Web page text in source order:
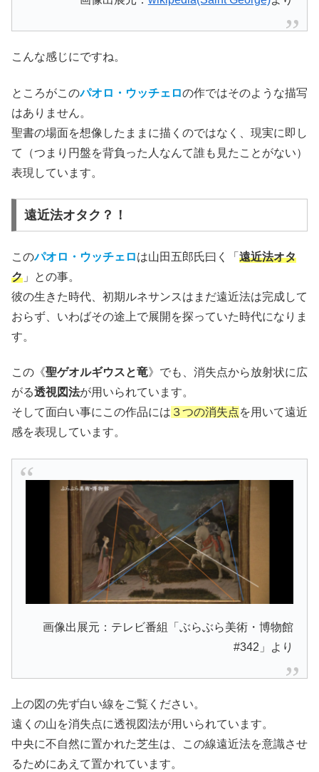
こんな感じにですね。
ところがこのパオロ・ウッチェロの作ではそのような描写
はありません。
聖書の場面を想像したままに描くのではなく、現実に即し
て（つまり円盤を背負った人なんて誰も見たことがない）
表現しています。
遠近法オタク？！
このパオロ・ウッチェロは山田五郎氏曰く「 遠近法オタ
ク 」との事。
彼の生きた時代、初期ルネサンスはまだ遠近法は完成して
おらず、いわばその途上で展開を探っていた時代になりま
す。
この《聖ゲオルギウスと竜》でも、消失点から放射状に広
がる透視図法が用いられています。
そして面白い事にこの作品には ３つの消失点を用いて遠近
感を表現しています。
画像出展元：テレビ番組「ぶらぶら美術・博物館
#342」より
上の図の先ず白い線をご覧ください。
遠くの山を消失点に透視図法が用いられています。
中央に不自然に置かれた芝生は、この線遠近法を意識させ
るためにあえて置かれています。